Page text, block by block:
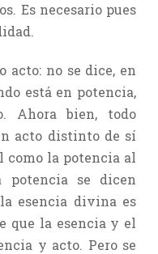
Es necesario pues
acto: no se dice, en
está en potencia,
Ahora bien, todo
acto distinto de sí
como la potencia al
se dicen
esencia divina es
que la esencia y el
y acto. Pero se